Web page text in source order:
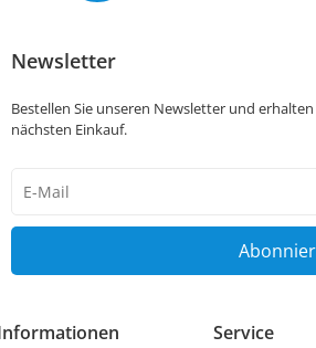
Newsletter
Bestellen Sie unseren Newsletter und erhalten
nächsten Einkauf.
Honig
Service